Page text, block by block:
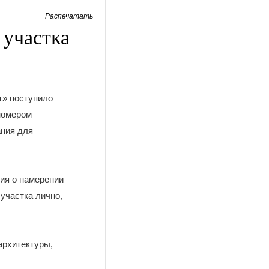
Распечатать
поступило
для
о намерении
лично,